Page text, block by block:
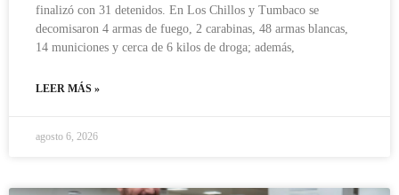
finalizó con 31 detenidos. En Los Chillos y Tumbaco se
decomisaron 4 armas de fuego, 2 carabinas, 48 armas blancas,
14 municiones y cerca de 6 kilos de droga; además,
LEER MÁS »
agosto 6, 2026